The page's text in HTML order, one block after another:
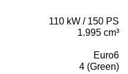
110 kW / 150 PS
1.995 cm³
Euro6
4 (Green)